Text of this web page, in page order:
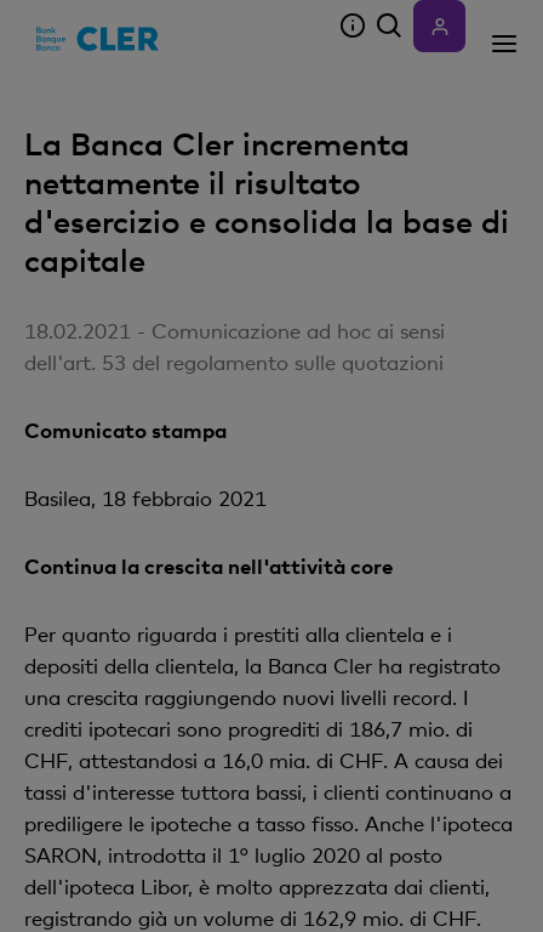
La Banca Cler incrementa
nettamente il risultato
d'esercizio e consolida la base di
capitale
18.02.2021 - Comunicazione ad hoc ai sensi
dell'art. 53 del regolamento sulle quotazioni
Comunicato stampa
Basilea, 18 febbraio 2021
Continua la crescita nell'attività core
Per quanto riguarda i prestiti alla clientela e i
depositi della clientela, la Banca Cler ha registrato
una crescita raggiungendo nuovi livelli record. I
crediti ipotecari sono progrediti di 186,7 mio. di
CHF, attestandosi a 16,0 mia. di CHF. A causa dei
tassi d'interesse tuttora bassi, i clienti continuano a
prediligere le ipoteche a tasso fisso. Anche l'ipoteca
SARON, introdotta il 1° luglio 2020 al posto
dell'ipoteca Libor, è molto apprezzata dai clienti,
registrando già un volume di 162,9 mio. di CHF.